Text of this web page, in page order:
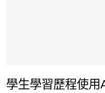
學生學習歷程使用